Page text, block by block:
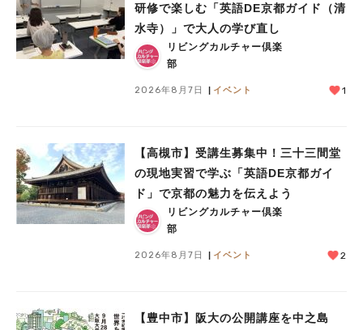
研修で楽しむ「英語DE京都ガイド（清
水寺）」で大人の学び直し
リビングカルチャー倶楽
部
2026年8月7日 イベント 1
【高槻市】受講生募集中！三十三間堂
の現地実習で学ぶ「英語DE京都ガイ
ド」で京都の魅力を伝えよう
リビングカルチャー倶楽
部
2026年8月7日 イベント 2
【豊中市】阪大の公開講座を中之島